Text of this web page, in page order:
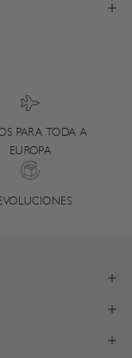
PARA TODA A
EUROPA